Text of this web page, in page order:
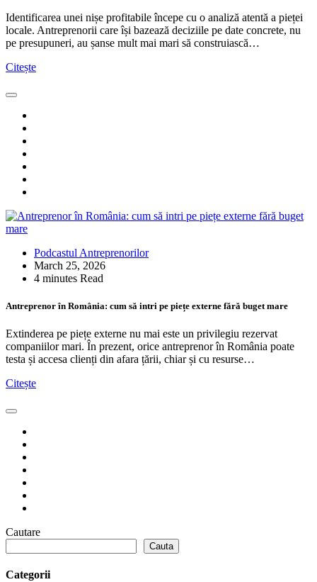
Identificarea unei nișe profitabile începe cu o analiză atentă a pieței
locale. Antreprenorii care își bazează deciziile pe date concrete, nu
pe presupuneri, au șanse mult mai mari să construiască…
Citește
Podcastul Antreprenorilor
March 25, 2026
4 minutes Read
Antreprenor în România: cum să intri pe piețe externe fără buget mare
Extinderea pe piețe externe nu mai este un privilegiu rezervat
companiilor mari. În prezent, orice antreprenor în România poate
testa și accesa clienți din afara țării, chiar și cu resurse…
Citește
Cautare
Cauta
Categorii